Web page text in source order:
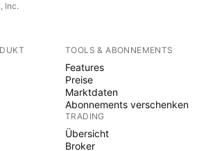
Inc.
TOOLS & ABONNEMENTS
Features
Preise
Marktdaten
Abonnements verschenken
TRADING
Übersicht
Broker